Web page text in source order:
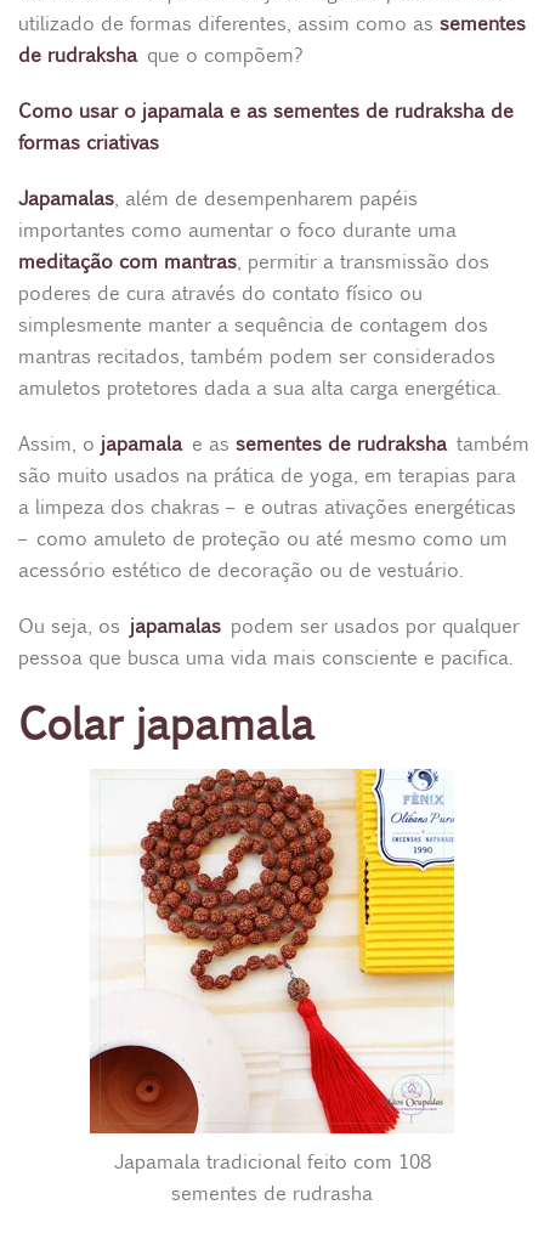
utilizado de formas diferentes, assim como as sementes
de rudrakshaque o compõem?
Como usar o japamala e as sementes de rudraksha de
formas criativas
Japamalas, além de desempenharem papéis
importantes como aumentar o foco durante uma
meditação com mantras, permitir a transmissão dos
poderes de cura através do contato físico ou
simplesmente manter a sequência de contagem dos
mantras recitados, também podem ser considerados
amuletos protetores dada a sua alta carga energética.
Assim, o japamalae as sementes de rudrakshatambém
são muito usados na prática de yoga, em terapias para
a limpeza dos chakras – e outras ativações energéticas
– como amuleto de proteção ou até mesmo como um
acessório estético de decoração ou de vestuário.
Ou seja, os japamalas podem ser usados por qualquer
pessoa que busca uma vida mais consciente e pacifica.
Colar japamala
Japamala tradicional feito com 108
sementes de rudrasha